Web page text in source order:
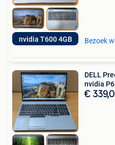
nvidia T600 4GB Bezoek
DELL
nvidia
€